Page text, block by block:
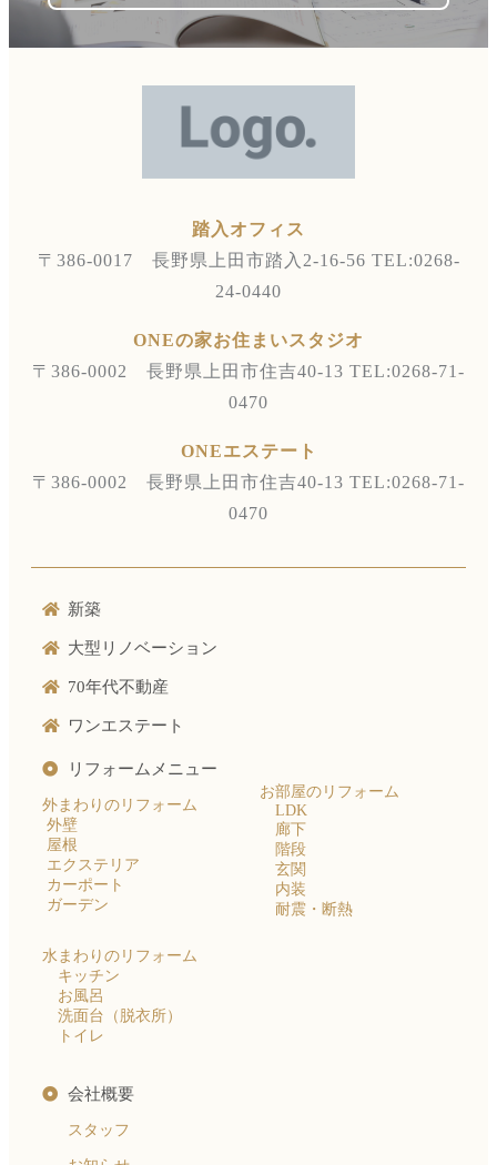
踏入オフィス
〒386-0017 長野県上田市踏入2-16-56 TEL:0268-
24-0440
ONEの家お住まいスタジオ
〒386-0002 長野県上田市住吉40-13 TEL:0268-71-
0470
ONEエステート
〒386-0002 長野県上田市住吉40-13 TEL:0268-71-
0470
新築
大型リノベーション
70年代不動産
ワンエステート
リフォームメニュー
外まわりのリフォーム
外壁
屋根
エクステリア
カーポート
ガーデン
水まわりのリフォーム
キッチン
お風呂
洗面台（脱衣所）
トイレ
お部屋のリフォーム
LDK
廊下
階段
玄関
内装
耐震・断熱
会社概要
スタッフ